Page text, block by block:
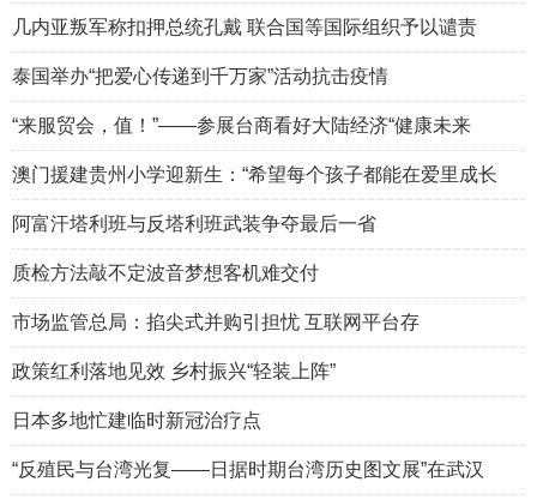
几内亚叛军称扣押总统孔戴 联合国等国际组织予以谴责
泰国举办“把爱心传递到千万家”活动抗击疫情
“来服贸会，值！”——参展台商看好大陆经济“健康未来
澳门援建贵州小学迎新生：“希望每个孩子都能在爱里成长
阿富汗塔利班与反塔利班武装争夺最后一省
质检方法敲不定波音梦想客机难交付
市场监管总局：掐尖式并购引担忧 互联网平台存
政策红利落地见效 乡村振兴“轻装上阵”
日本多地忙建临时新冠治疗点
“反殖民与台湾光复——日据时期台湾历史图文展”在武汉